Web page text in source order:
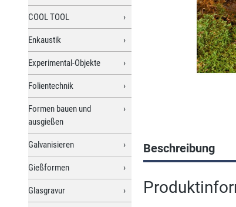
COOL TOOL
Enkaustik
Experimental-Objekte
Folientechnik
Formen bauen und
ausgießen
Galvanisieren
Gießformen
Glasgravur
Beschreibung